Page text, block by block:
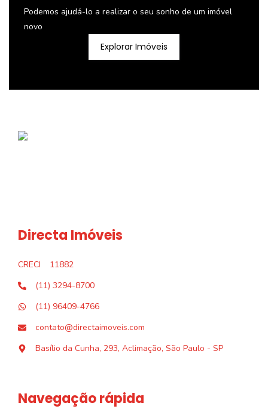
Podemos ajudá-lo a realizar o seu sonho de um imóvel
novo
Explorar Imóveis
Directa Imóveis
CRECI
11882
(11) 3294-8700
(11) 96409-4766
contato@directaimoveis.com
Basílio da Cunha, 293, Aclimação, São Paulo - SP
Navegação rápida